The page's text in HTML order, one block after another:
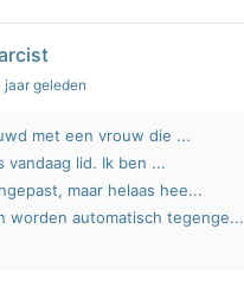
jaar geleden
met een vrouw die ...
vandaag lid. Ik ben ...
maar helaas hee...
worden automatisch tegenge...